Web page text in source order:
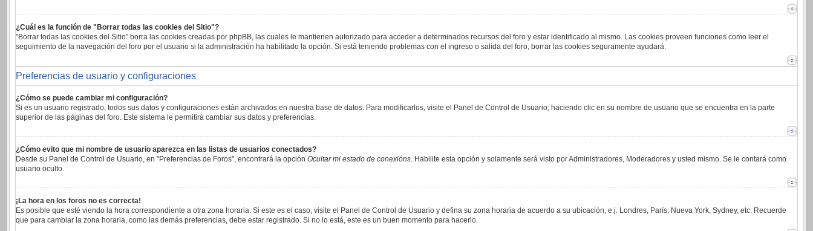
¿Cuál es la función de "Borrar todas las cookies del Sitio"?
"Borrar todas las cookies del Sitio" borra las cookies creadas por phpBB, las cuales le mantienen autorizado para acceder a determinados recursos del foro y estar identificado al mismo. Las cookies proveen funciones como leer el
seguimiento de la navegación del foro por el usuario si la administración ha habilitado la opción. Si está teniendo problemas con el ingreso o salida del foro, borrar las cookies seguramente ayudará.
Preferencias de usuario y configuraciones
¿Cómo se puede cambiar mi configuración?
Si es un usuario registrado, todos sus datos y configuraciones están archivados en nuestra base de datos. Para modificarlos, visite el Panel de Control de Usuario; haciendo clic en su nombre de usuario que se encuentra en la parte
superior de las páginas del foro. Este sistema le permitirá cambiar sus datos y preferencias.
¿Cómo evito que mi nombre de usuario aparezca en las listas de usuarios conectados?
Desde su Panel de Control de Usuario, en "Preferencias de Foros", encontrará la opción Ocultar mi estado de conexións. Habilite esta opción y solamente será visto por Administradores, Moderadores y usted mismo. Se le contará como
usuario oculto.
¡La hora en los foros no es correcta!
Es posible que esté viendo la hora correspondiente a otra zona horaria. Si este es el caso, visite el Panel de Control de Usuario y defina su zona horaria de acuerdo a su ubicación, e.j. Londres, París, Nueva York, Sydney, etc. Recuerde
que para cambiar la zona horaria, como las demás preferencias, debe estar registrado. Si no lo está, este es un buen momento para hacerlo.